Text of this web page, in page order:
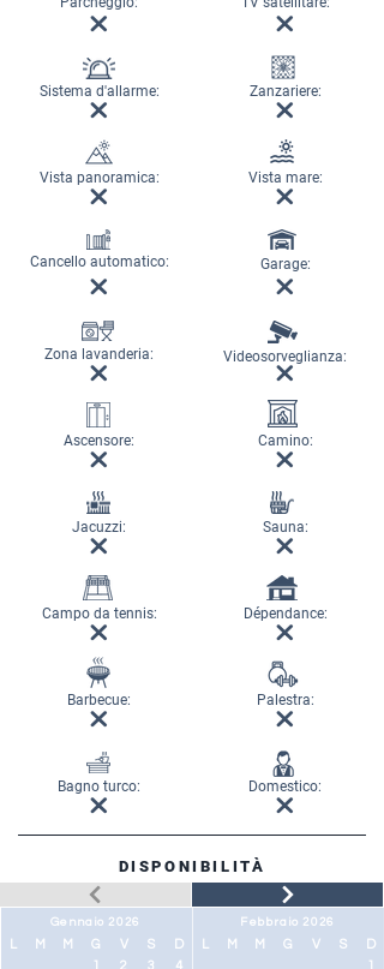
Sistema d'allarme:
Vista panoramica:
Cancello automatico:
Zona lavanderia:
Ascensore:
Jacuzzi:
Campo da tennis:
Barbecue:
Bagno turco:
Zanzariere:
Vista mare:
Garage:
Videosorveglianza:
Camino:
Sauna:
Dépendance:
Palestra:
Domestico:
DISPONIBILITÀ
Gennaio 2026
M M G V S
D
1
2 3
4
Febbraio 2026
M M G V S
D
1